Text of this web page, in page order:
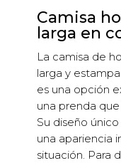
Camisa
larga en
La camisa de
larga y
es una opción
una prenda
Su diseño
una apariencia
situación. Para